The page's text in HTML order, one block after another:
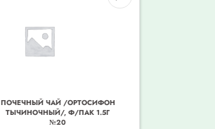
ПОЧЕЧНЫЙ ЧАЙ /ОРТОСИФОН
ТЫЧИНОЧНЫЙ/, Ф/ПАК 1.5Г
№20